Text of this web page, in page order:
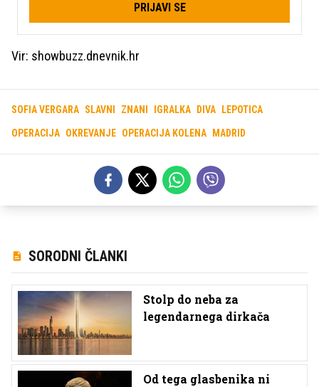
PRIJAVI SE
Vir: showbuzz.dnevnik.hr
SOFIA VERGARA SLAVNI ZNANI IGRALKA DIVA LEPOTICA
OPERACIJA OKREVANJE OPERACIJA KOLENA MADRID
SORODNI ČLANKI
Stolp do neba za
legendarnega dirkača
Od tega glasbenika ni